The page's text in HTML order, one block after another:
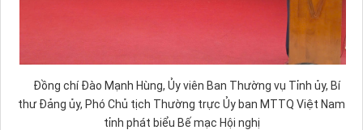
Đồng chí Đào Mạnh Hùng, Ủy viên Ban Thường vụ Tỉnh ủy, Bí
thư Đảng ủy, Phó Chủ tịch Thường trực Ủy ban MTTQ Việt Nam
tỉnh phát biểu Bế mạc Hội nghị